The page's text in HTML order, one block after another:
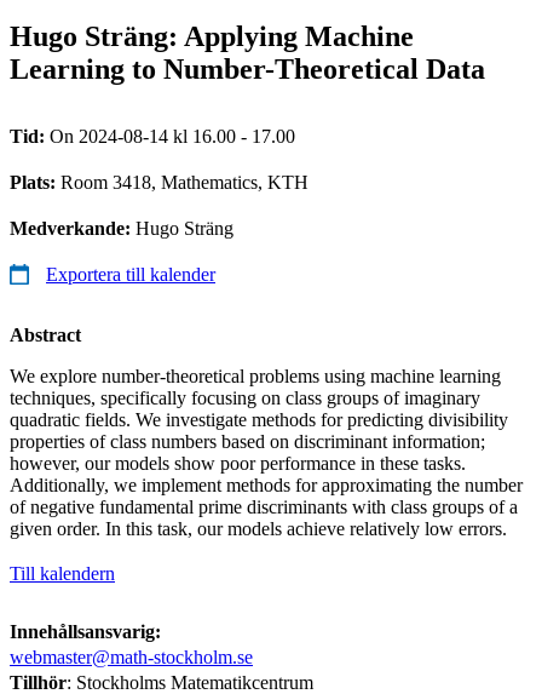
Hugo Sträng: Applying Machine
Learning to Number-Theoretical Data
Tid: On 2024-08-14 kl 16.00 - 17.00
Plats: Room 3418, Mathematics, KTH
Medverkande: Hugo Sträng
Exportera till kalender
Abstract
We explore number-theoretical problems using machine learning
techniques, specifically focusing on class groups of imaginary
quadratic fields. We investigate methods for predicting divisibility
properties of class numbers based on discriminant information;
however, our models show poor performance in these tasks.
Additionally, we implement methods for approximating the number
of negative fundamental prime discriminants with class groups of a
given order. In this task, our models achieve relatively low errors.
Till kalendern
Innehållsansvarig:
webmaster@math-stockholm.se
Tillhör: Stockholms Matematikcentrum